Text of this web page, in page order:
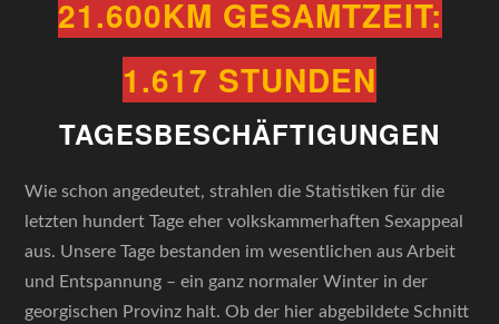
21.600KM GESAMTZEIT:
1.617 STUNDEN
TAGESBESCHÄFTIGUNGEN
Wie schon angedeutet, strahlen die Statistiken für die
letzten hundert Tage eher volkskammerhaften Sexappeal
aus. Unsere Tage bestanden im wesentlichen aus Arbeit
und Entspannung – ein ganz normaler Winter in der
georgischen Provinz halt. Ob der hier abgebildete Schnitt